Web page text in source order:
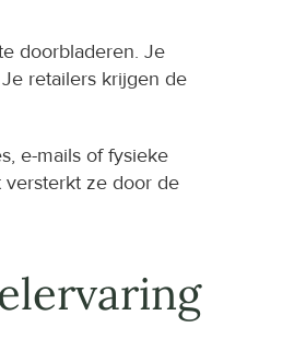
doorbladeren. Je
retailers krijgen de
e-mails of fysieke
versterkt ze door de